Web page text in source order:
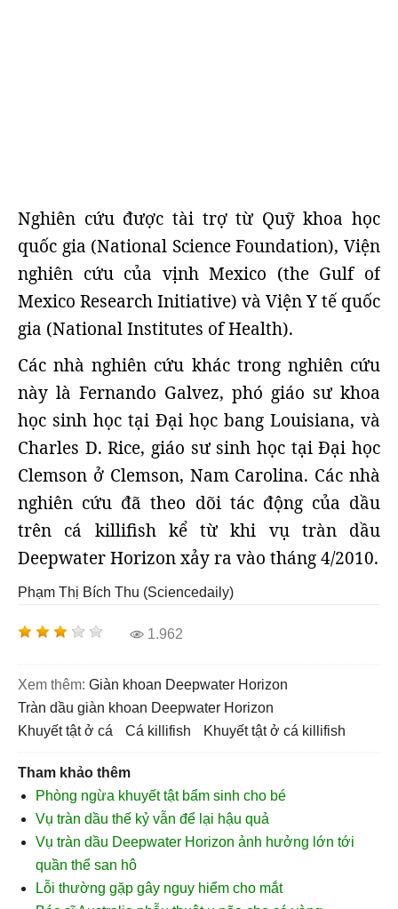
Nghiên cứu được tài trợ từ Quỹ khoa học
quốc gia (National Science Foundation), Viện
nghiên cứu của vịnh Mexico (the Gulf of
Mexico Research Initiative) và Viện Y tế quốc
gia (National Institutes of Health).
Các nhà nghiên cứu khác trong nghiên cứu
này là Fernando Galvez, phó giáo sư khoa
học sinh học tại Đại học bang Louisiana, và
Charles D. Rice, giáo sư sinh học tại Đại học
Clemson ở Clemson, Nam Carolina. Các nhà
nghiên cứu đã theo dõi tác động của dầu
trên cá killifish kể từ khi vụ tràn dầu
Deepwater Horizon xảy ra vào tháng 4/2010.
Phạm Thị Bích Thu (Sciencedaily)
1.962
Xem thêm:
giàn khoan Deepwater Horizon
tràn dầu giàn khoan Deepwater Horizon
khuyết tật ở cá
cá killifish khuyết tật ở cá killifish
Tham khảo thêm
Phòng ngừa khuyết tật bẩm sinh cho bé
Vụ tràn dầu thế kỷ vẫn để lại hậu quả
Vụ tràn dầu Deepwater Horizon ảnh hưởng lớn tới
quần thể san hô
Lỗi thường gặp gây nguy hiểm cho mắt